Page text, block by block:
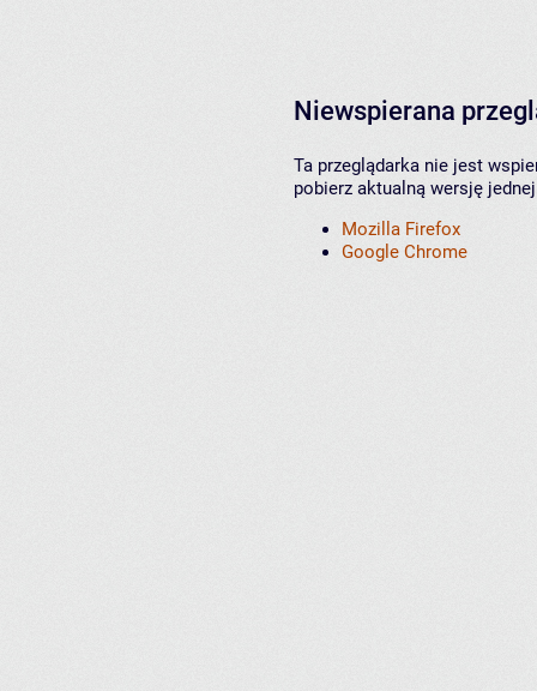
Niewspierana
Ta przeglądarka nie jest
pobierz aktualną wersję
Mozilla Firefox
Google Chrome